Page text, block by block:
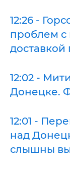
12:26 -
проблем с
доставкой
12:02 -
Донецке.
12:01 -
над
слышны